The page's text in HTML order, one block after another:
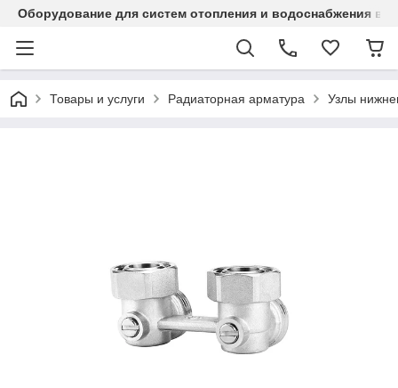
Оборудование для систем отопления и водоснабжения в
Товары и услуги Радиаторная арматура Узлы